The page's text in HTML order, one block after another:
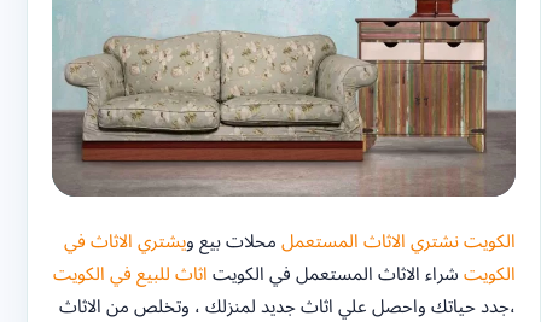
الكويت نشتري الاثاث المستعملمحلات بيع ويشتري الاثاث في
الكويتشراء الاثاث المستعمل في الكويتاثاث للبيع في الكويت
،جدد حياتك واحصل علي اثاث جديد لمنزلك ، وتخلص من الاثاث